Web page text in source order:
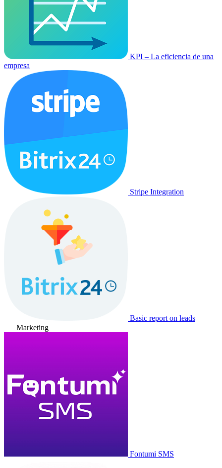
KPI – La eficiencia de una
empresa
Stripe Integration
Basic report on leads
Marketing
Fontumi SMS